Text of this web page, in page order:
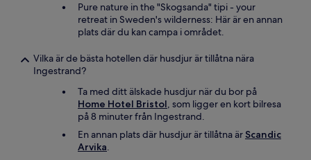
Pure nature in the "Skogsanda" tipi - your
retreat in Sweden's wilderness: Här är en annan
plats där du kan campa i området.
Vilka är de bästa hotellen där husdjur är tillåtna nära
Ingestrand?
Ta med ditt älskade husdjur när du bor på
Home Hotel Bristol, som ligger en kort bilresa
på 8 minuter från Ingestrand.
En annan plats där husdjur är tillåtna är Scandic
Arvika.